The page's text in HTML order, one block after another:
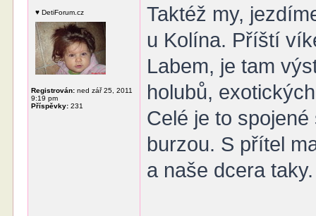
♥ DetiForum.cz
Registrován: ned zář 25, 2011
9:19 pm
Příspěvky: 231
Taktéž my,
u Kolína. Příští
Labem, je tam
holubů,
Celé je to
burzou. S přítel
a naše dcera